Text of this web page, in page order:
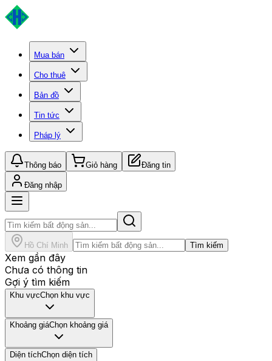
Mua bán
Cho thuê
Bản đồ
Tin tức
Pháp lý
Thông báo Giỏ hàng Đăng tin
Đăng nhập
Hồ Chí Minh Tìm kiếm
Xem gần đây
Chưa có thông tin
Gợi ý tìm kiếm
Khu vựcChọn khu vực
Khoảng giáChọn khoảng giá
Diện tíchChọn diện tích